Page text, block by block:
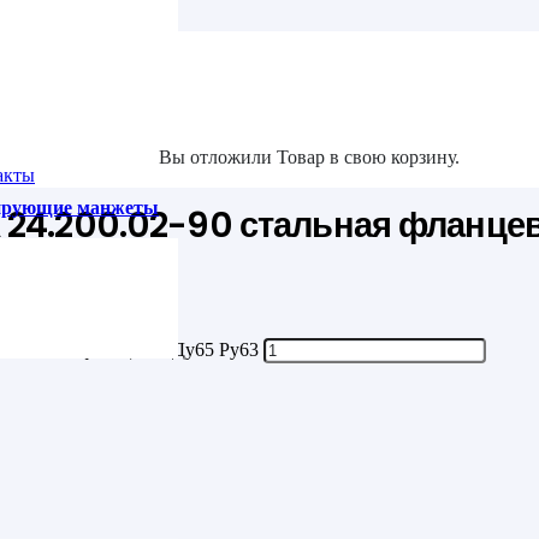
манжеты
Вы отложили Товар в свою корзину.
90 стальная
фланцевая Ду65 Ру63